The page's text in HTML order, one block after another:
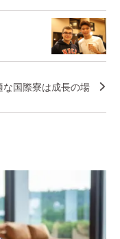
な国際寮は成長の場